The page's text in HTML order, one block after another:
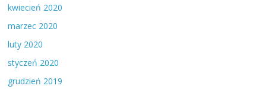
kwiecień 2020
marzec 2020
luty 2020
styczeń 2020
grudzień 2019